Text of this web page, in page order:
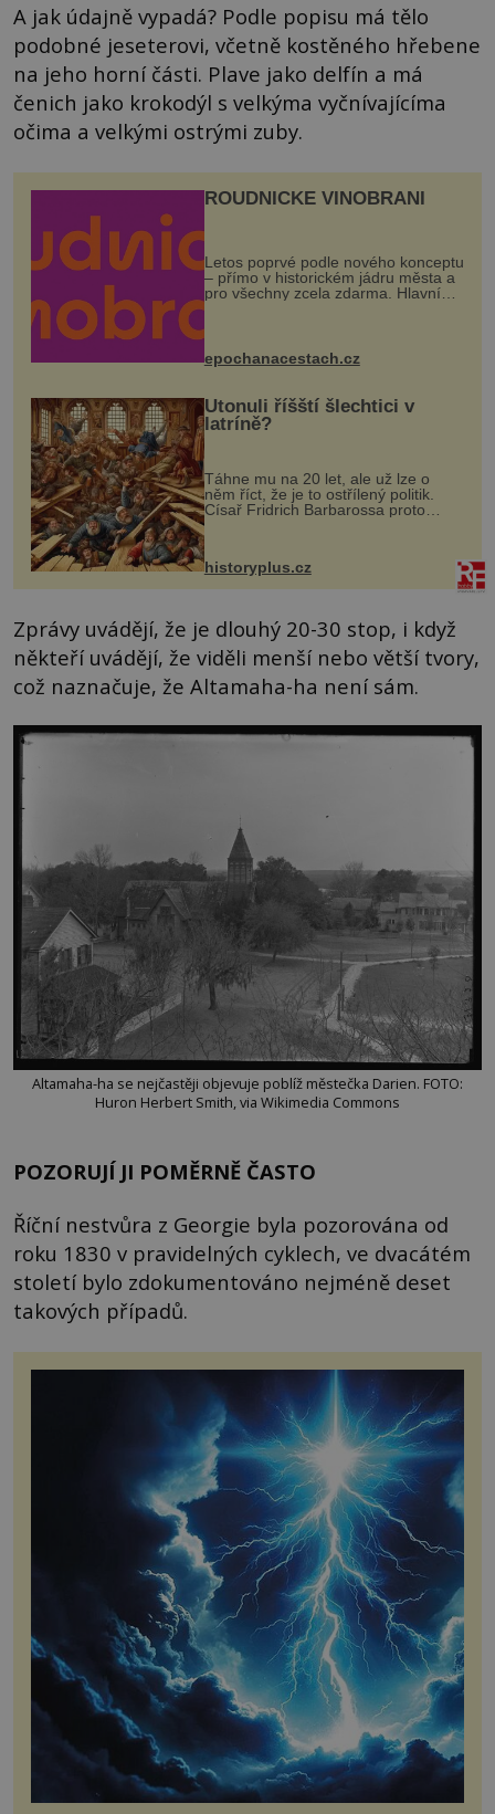
A jak údajně vypadá? Podle popisu má tělo
podobné jeseterovi, včetně kostěného hřebene
na jeho horní části. Plave jako delfín a má
čenich jako krokodýl s velkýma vyčnívajícíma
očima a velkými ostrými zuby.
ROUDNICKÉ VINOBRANÍ
Letos poprvé podle nového konceptu
– přímo v historickém jádru města a
pro všechny zcela zdarma. Hlavní
program se odehraje na Karlově a
mohou těšit na víno, burčák, pes...
epochanacestach.cz
Utonuli říšští šlechtici v
latríně?
Táhne mu na 20 let, ale už lze o
něm říct, že je to ostřílený politik.
Císař Fridrich Barbarossa proto
posílá svého syna a dědice Jindřicha
VI. do Erfurtu, aby se stal
prostředníkem při řešení sporu m...
historyplus.cz
Zprávy uvádějí, že je dlouhý 20-30 stop, i když
někteří uvádějí, že viděli menší nebo větší tvory,
což naznačuje, že Altamaha-ha není sám.
Altamaha-ha se nejčastěji objevuje poblíž městečka Darien. FOTO:
Huron Herbert Smith, via Wikimedia Commons
POZORUJÍ JI POMĚRNĚ ČASTO
Říční nestvůra z Georgie byla pozorována od
roku 1830 v pravidelných cyklech, ve dvacátém
století bylo zdokumentováno nejméně deset
takových případů.